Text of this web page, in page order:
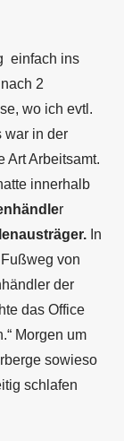
einfach ins
2
wo ich evtl.
war in der
Art Arbeitsamt.
innerhalb
r
In
von
der
das Office
Morgen um
sowieso
schlafen